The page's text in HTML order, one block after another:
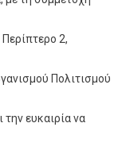
2,
Πολιτισμού
την ευκαιρία να